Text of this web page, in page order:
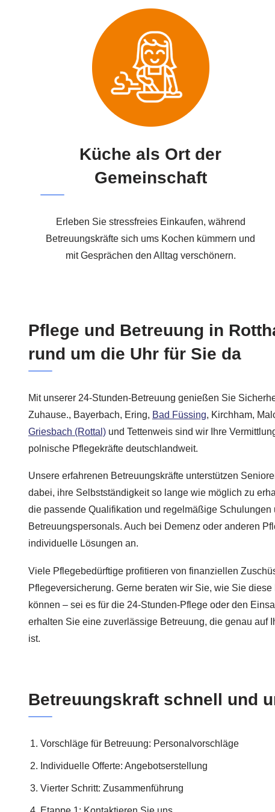
Küche als Ort der
Gemeinschaft
Erleben Sie stressfreies Einkaufen, während
Betreuungskräfte sich ums Kochen kümmern und
mit Gesprächen den Alltag verschönern.
Pflege und Betreuung in
rund um die Uhr für Sie da
Mit unserer 24-Stunden-Betreuung genießen Sie
Zuhause., Bayerbach, Ering, Bad Füssing, Kirchham,
Griesbach (Rottal) und Tettenweis sind wir Ihre
polnische Pflegekräfte deutschlandweit.
Unsere erfahrenen Betreuungskräfte unterstützen
dabei, ihre Selbstständigkeit so lange wie möglich zu
die passende Qualifikation und regelmäßige Schulungen
Betreuungspersonals. Auch bei Demenz oder anderen
individuelle Lösungen an.
Viele Pflegebedürftige profitieren von finanziellen
Pflegeversicherung. Gerne beraten wir Sie, wie Sie
können – sei es für die 24-Stunden-Pflege oder den
erhalten Sie eine zuverlässige Betreuung, die genau auf
ist.
Betreuungskraft schnell und
Vorschläge für Betreuung: Personalvorschläge
Individuelle Offerte: Angebotserstellung
Vierter Schritt: Zusammenführung